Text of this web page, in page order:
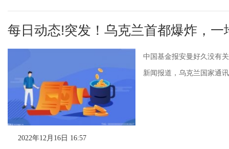
每日动态!突发！乌克兰首都爆炸，一
中国基金报安曼好久没有
新闻报道，乌克兰国家通
2022年12月16日 16:57